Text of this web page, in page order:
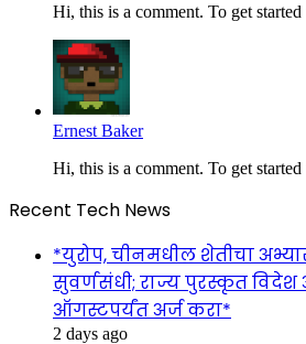
Hi, this is a comment. To get
Ernest Baker
Hi, this is a comment. To get
Recent Tech News
*युरोप, चीनमधील शेतीचा
सुवर्णसंधी; राज्य पुरस्कृत विदेश
ऑगस्टपर्यंत अर्ज करा*
2 days ago